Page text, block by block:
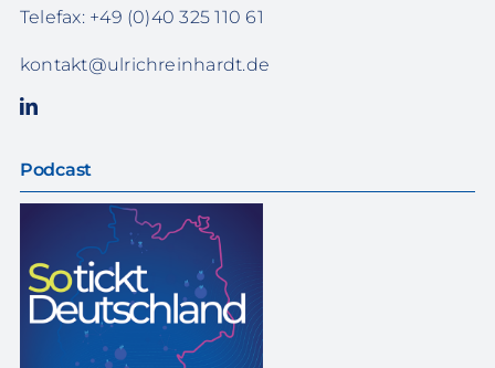
Telefax: +49 (0)40 325 110 61
kontakt@ulrichreinhardt.de
Podcast